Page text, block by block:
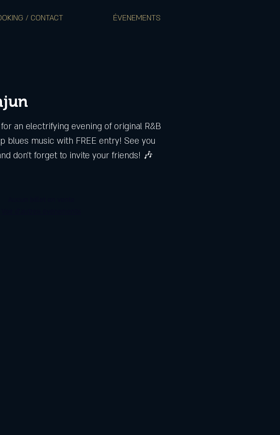
/ CONTACT ÉVENEMENTS
for an electrifying evening of original R&B
blues music with FREE entry! See you
don’t forget to invite your friends! 🎶